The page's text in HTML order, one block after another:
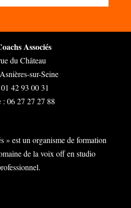
Associés
du Château
sur-Seine
42 93 00 31
06 27 27 27 88
» est un organisme de formation
de la voix off en studio